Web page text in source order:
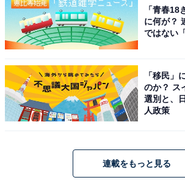
ね。
「金銭面の心配が増えること（転職時
と思います。失業保険が出るとはいえ
いられました（転職時29歳 女性）」
で、生活の不安を感じる。収入がなく
「青春18
に何が？
ではない
「移民」
のか？ ス
選別と、
人政策
連載をもっと見る